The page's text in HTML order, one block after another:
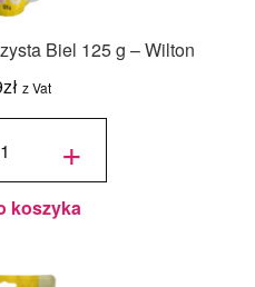
Biel 125 g – Wilton
zł z Vat
+
koszyka